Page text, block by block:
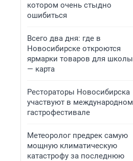
котором очень стыдно
ошибиться
Всего два дня: где в
Новосибирске откроются
ярмарки товаров для школы
— карта
Рестораторы Новосибирска
участвуют в международном
гастрофестивале
Метеоролог предрек самую
мощную климатическую
катастрофу за последнюю